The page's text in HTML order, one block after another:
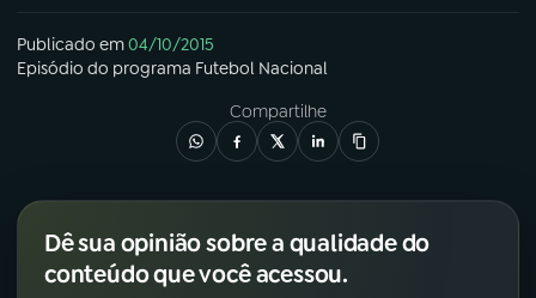
Publicado em04/10/2015
Episódio do programa Futebol Nacional
Compartilhe
Dê sua opinião sobre a qualidade do
conteúdo que você acessou.